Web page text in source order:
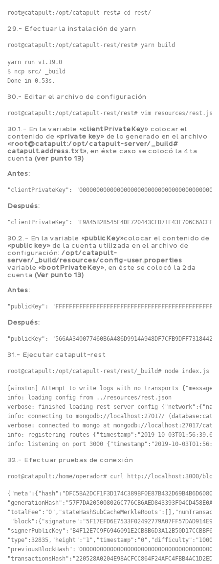
root@catapult:/opt/catapult-rest# cd rest/
29.- Efectuar la instalación de yarn
root@catapult:/opt/catapult-rest/rest# yarn build
yarn run v1.19.0
$ ncp src/ _build
30.- Editar el archivo de configuración
root@catapult:/opt/catapult-rest/rest# vim resources/rest.json
30.1.- En la variable «clientPrivateKey» colocar el
contenido de «private key» de lo generado en el archivo
«root@catapult:/opt/catapult-server/_build#
catapult.address.txt», en éste caso se colocó la 4ta
cuenta (ver punto 13)
Antes:
Después:
30.2.- En la variable «publicKey»colocar el contenido de
«public key» de la cuenta utilizada en el archivo de
configuración:/opt/catapult-
server/_build/resources/config-user.properties
variable «bootPrivateKey», en éste se colocó la 2da
cuenta (Ver punto 13)
Antes:
Después:
31.- Ejecutar catapult-rest
root@catapult:/opt/catapult-rest/rest/_build# node index.js
[winston] Attempt to write logs with no transports
info: loading config from ../resources/rest.json
verbose: finished loading rest server config
info: connecting to mongodb://localhost:27017/
verbose: connected to mongo at mongodb://localhost:27017/
info: registering routes {"timestamp":"2019-10-
32.- Efectuar pruebas de conexión
root@catapult:/home/operador# curl http://localhost:3000/